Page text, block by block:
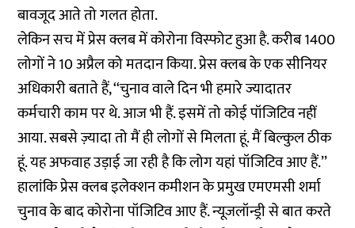
बावजूद आते तो गलत होता.
लेकिन सच में प्रेस क्लब में कोरोना विस्फोट हुआ है. करीब 1400
लोगों ने 10 अप्रैल को मतदान किया. प्रेस क्लब के एक सीनियर
अधिकारी बताते हैं, ‘‘चुनाव वाले दिन भी हमारे ज्यादातर
कर्मचारी काम पर थे. आज भी हैं. इसमें तो कोई पॉजिटिव नहीं
आया. सबसे ज़्यादा तो मैं ही लोगों से मिलता हूं. मैं बिल्कुल ठीक
हूं. यह अफवाह उड़ाई जा रही है कि लोग यहां पॉजिटिव आए हैं.’’
हालांकि प्रेस क्लब इलेक्शन कमीशन के प्रमुख एमएमसी शर्मा
चुनाव के बाद कोरोना पॉजिटिव आए हैं. न्यूजलॉन्ड्री से बात करते